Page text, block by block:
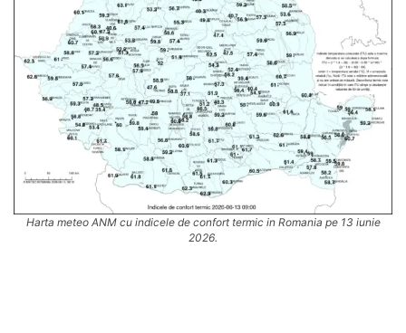
Harta meteo ANM cu indicele de confort termic in Romania pe 13 iunie
2026.